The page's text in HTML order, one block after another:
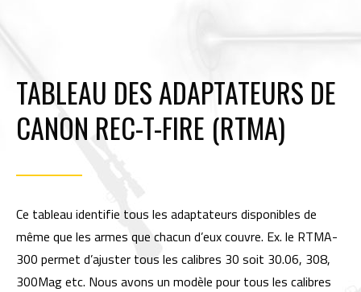
TABLEAU DES ADAPTATEURS DE
CANON REC-T-FIRE (RTMA)
Ce tableau identifie tous les adaptateurs disponibles de
même que les armes que chacun d’eux couvre. Ex. le RTMA-
300 permet d’ajuster tous les calibres 30 soit 30.06, 308,
300Mag etc. Nous avons un modèle pour tous les calibres